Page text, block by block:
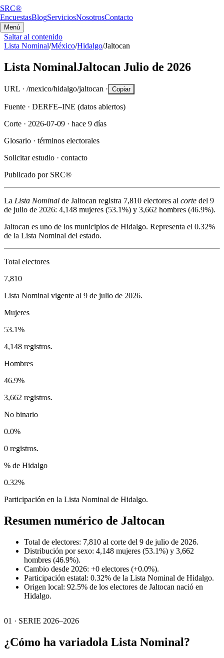
SRC®
EncuestasBlogServiciosNosotrosContacto
Menú
Saltar al contenido
Lista Nominal/México/Hidalgo/Jaltocan
Lista NominalJaltocan Julio de 2026
URL · /mexico/hidalgo/jaltocan · Copiar
Fuente · DERFE–INE (datos abiertos)
Corte · 2026-07-09 · hace 9 días
Glosario · términos electorales
Solicitar estudio · contacto
Publicado por SRC®
La Lista Nominal de Jaltocan registra 7,810 electores al corte del 9
de julio de 2026: 4,148 mujeres (53.1%) y 3,662 hombres (46.9%).
Jaltocan es uno de los municipios de Hidalgo. Representa el 0.32%
de la Lista Nominal del estado.
Total electores
7,810
Lista Nominal vigente al 9 de julio de 2026.
Mujeres
53.1%
4,148 registros.
Hombres
46.9%
3,662 registros.
No binario
0.0%
0 registros.
% de Hidalgo
0.32%
Participación en la Lista Nominal de Hidalgo.
Resumen numérico de Jaltocan
Total de electores: 7,810 al corte del 9 de julio de 2026.
Distribución por sexo: 4,148 mujeres (53.1%) y 3,662
hombres (46.9%).
Cambio desde 2026: +0 electores (+0.0%).
Participación estatal: 0.32% de la Lista Nominal de Hidalgo.
Origen local: 92.5% de los electores de Jaltocan nació en
Hidalgo.
01 · SERIE 2026–2026
¿Cómo ha variadola Lista Nominal?